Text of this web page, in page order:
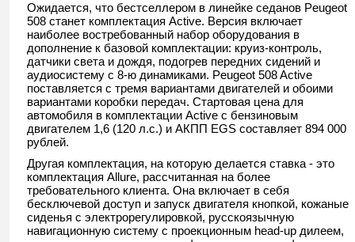
Ожидается, что бестселлером в линейке седанов Peugeot
508 станет комплектация Active. Версия включает
наиболее востребованный набор оборудования в
дополнение к базовой комплектации: круиз-контроль,
датчики света и дождя, подогрев передних сидений и
аудиосистему с 8-ю динамиками. Peugeot 508 Active
поставляется с тремя вариантами двигателей и обоими
вариантами коробки передач. Стартовая цена для
автомобиля в комплектации Active с бензиновым
двигателем 1,6 (120 л.с.) и АКПП EGS составляет 894 000
рублей.
Другая комплектация, на которую делается ставка - это
комплектация Allure, рассчитанная на более
требовательного клиента. Она включает в себя
бесключевой доступ и запуск двигателя кнопкой, кожаные
сиденья с электрорегулировкой, русскоязычную
навигационную систему с проекционным head-up дилеем,